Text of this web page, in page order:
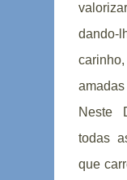
dando-
Neste
todas
que